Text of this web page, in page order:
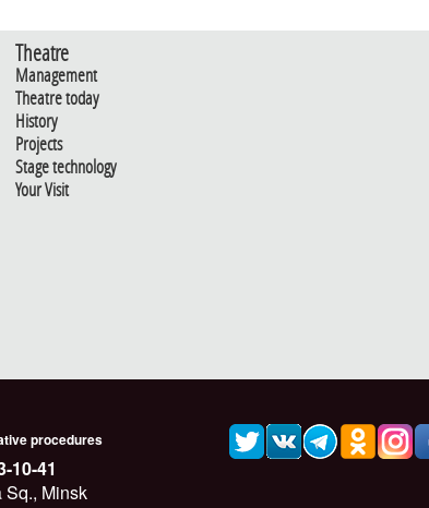
Theatre
Management
Theatre today
History
Projects
Stage technology
Your Visit
procedures
10-41
Sq., Minsk